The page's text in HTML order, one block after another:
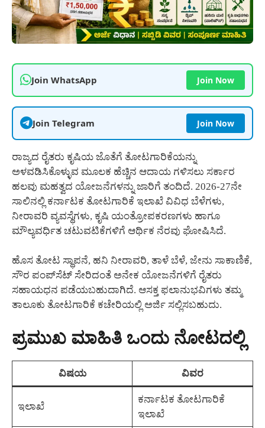
Join WhatsApp Join Now
Join Telegram Join Now
ರಾಜ್ಯದ ರೈತರು ಕೃಷಿಯ ಜೊತೆಗೆ ತೋಟಗಾರಿಕೆಯನ್ನು
ಅಳವಡಿಸಿಕೊಳ್ಳುವ ಮೂಲಕ ಹೆಚ್ಚಿನ ಆದಾಯ ಗಳಿಸಲು ಸರ್ಕಾರ
ಹಲವು ಮಹತ್ವದ ಯೋಜನೆಗಳನ್ನು ಜಾರಿಗೆ ತಂದಿದೆ. 2026-27ನೇ
ಸಾಲಿನಲ್ಲಿ ಕರ್ನಾಟಕ ತೋಟಗಾರಿಕೆ ಇಲಾಖೆ ವಿವಿಧ ಬೆಳೆಗಳು,
ನೀರಾವರಿ ವ್ಯವಸ್ಥೆಗಳು, ಕೃಷಿ ಯಂತ್ರೋಪಕರಣಗಳು ಹಾಗೂ
ಮೌಲ್ಯವರ್ಧಿತ ಚಟುವಟಿಕೆಗಳಿಗೆ ಆರ್ಥಿಕ ನೆರವು ಘೋಷಿಸಿದೆ.
ಹೊಸ ತೋಟ ಸ್ಥಾಪನೆ, ಹನಿ ನೀರಾವರಿ, ತಾಳೆ ಬೆಳೆ, ಜೇನು ಸಾಕಾಣಿಕೆ,
ಸೌರ ಪಂಪ್‌ಸೆಟ್ ಸೇರಿದಂತೆ ಅನೇಕ ಯೋಜನೆಗಳಿಗೆ ರೈತರು
ಸಹಾಯಧನ ಪಡೆಯಬಹುದಾಗಿದೆ. ಆಸಕ್ತ ಫಲಾನುಭವಿಗಳು ತಮ್ಮ
ತಾಲೂಕು ತೋಟಗಾರಿಕೆ ಕಚೇರಿಯಲ್ಲಿ ಅರ್ಜಿ ಸಲ್ಲಿಸಬಹುದು.
ಪ್ರಮುಖ ಮಾಹಿತಿ ಒಂದು ನೋಟದಲ್ಲಿ
ವಿಷಯ ವಿವರ
ಇಲಾಖೆ
ಕರ್ನಾಟಕ ತೋಟಗಾರಿಕೆ
ಇಲಾಖೆ